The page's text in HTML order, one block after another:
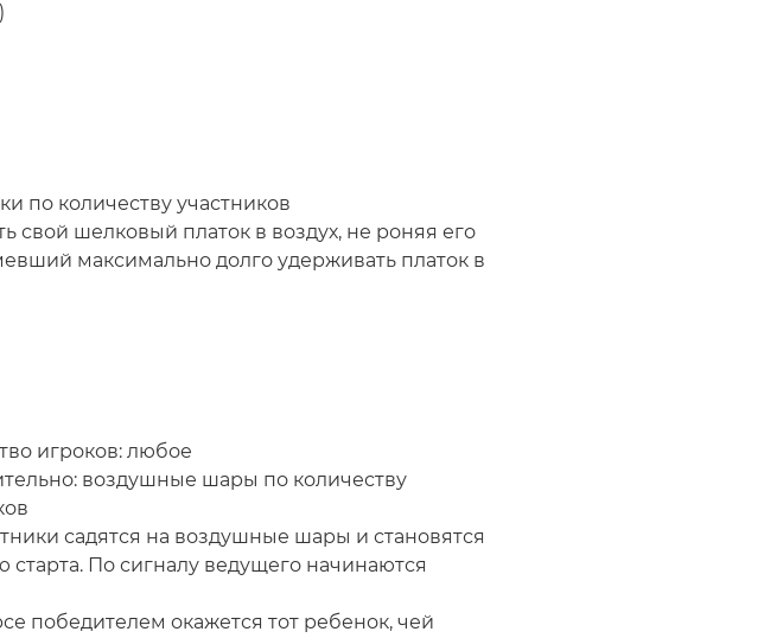
по количеству участников
свой шелковый платок в воздух, не роняя его
максимально долго удерживать платок в
игроков: любое
воздушные шары по количеству
садятся на воздушные шары и становятся
старта. По сигналу ведущего начинаются
победителем окажется тот ребенок, чей